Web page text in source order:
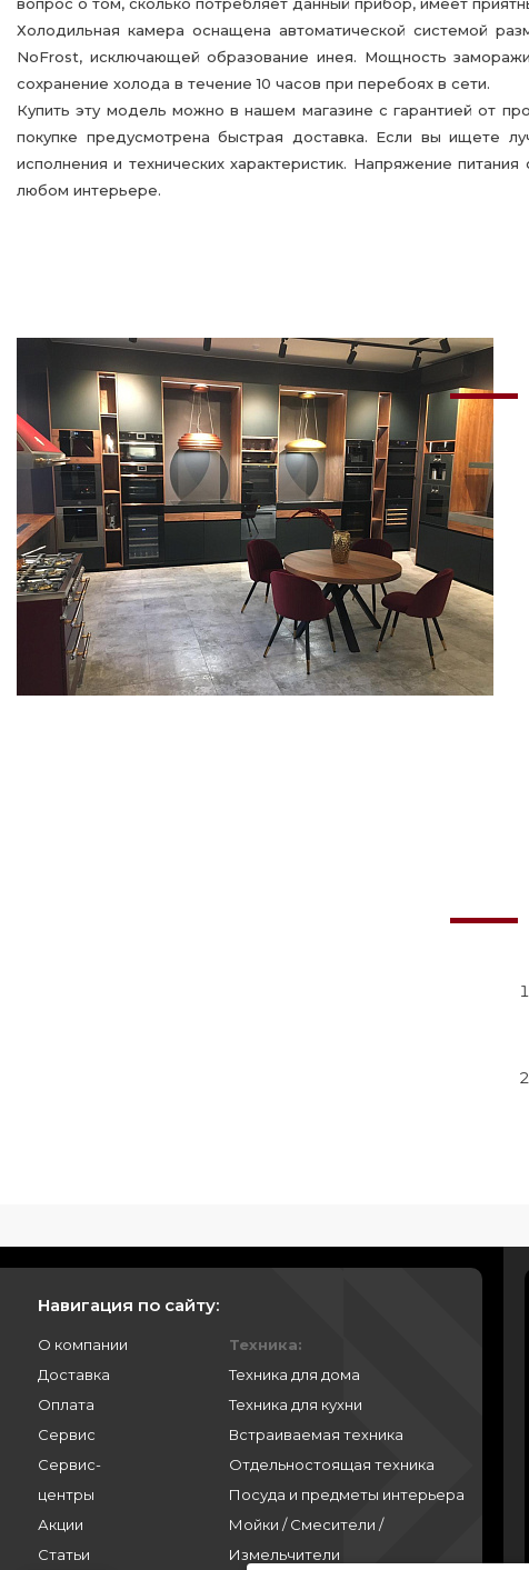
Холодильная камера оснащена автоматической системой
NoFrost, исключающей образование инея. Мощность
сохранение холода в течение 10 часов при перебоях в сети.
Купить эту модель можно в нашем магазине с гарантией от
покупке предусмотрена быстрая доставка. Если вы ищете
исполнения и технических характеристик. Напряжение
любом интерьере.
Навигация по сайту:
О компании
Доставка
Оплата
Сервис
Сервис-
центры
Акции
Статьи
Техника:
Техника для дома
Техника для кухни
Встраиваемая техника
Отдельностоящая техника
Посуда и предметы интерьера
Мойки / Смесители /
Измельчители